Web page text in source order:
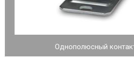
Однополюсный